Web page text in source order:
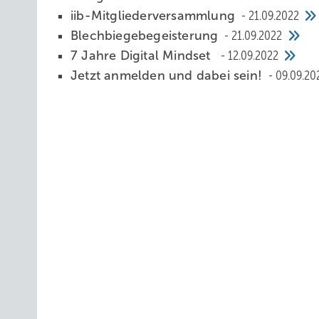
iib-Mitgliederversammlung
21.09.2022
Blechbiegebegeisterung
21.09.2022
7 Jahre Digital Mindset
12.09.2022
Jetzt anmelden und dabei sein!